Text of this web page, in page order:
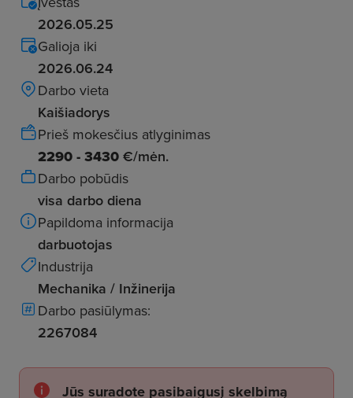
2026.05.25
Galioja iki
2026.06.24
Darbo vieta
Kaišiadorys
Prieš mokesčius atlyginimas
2290 - 3430 €/mėn.
Darbo pobūdis
visa darbo diena
Papildoma informacija
darbuotojas
Industrija
Mechanika / Inžinerija
Darbo pasiūlymas:
2267084
Jūs suradote pasibaigusį skelbimą